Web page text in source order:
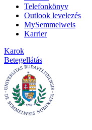
Telefonkönyv
Outlook levelezés
MySemmelweis
Karrier
Karok
Betegellátás